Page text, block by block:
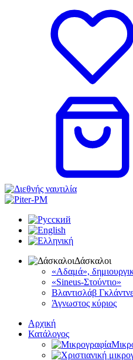
Δάσκαλοι
«Αδαμά»,
«Sineus-Στούντιο»
Βλαντισλάβ
Άγνωστος κύριος
Αρχική
Κατάλογος